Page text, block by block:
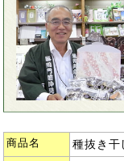
商品名 種抜き干